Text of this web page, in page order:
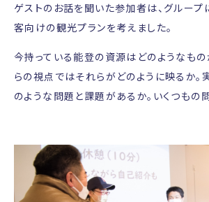
ゲストのお話を聞いた参加者は、グルー
客向けの観光プランを考えました。
今持っている能登の資源はどのようなも
らの視点ではそれらがどのように映るか
のような問題と課題があるか。いくつもの